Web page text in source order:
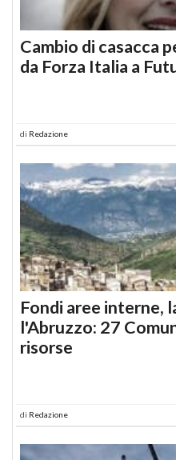
Cambio di casacca
da Forza Italia a
di Redazione
Fondi aree interne,
l'Abruzzo: 27
risorse
di Redazione